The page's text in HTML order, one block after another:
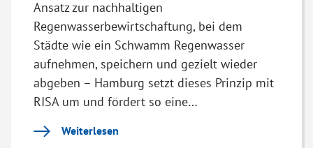
Ansatz zur nachhaltigen
Regenwasserbewirtschaftung, bei dem
Städte wie ein Schwamm Regenwasser
aufnehmen, speichern und gezielt wieder
abgeben – Hamburg setzt dieses Prinzip mit
RISA um und fördert so eine…
Weiterlesen